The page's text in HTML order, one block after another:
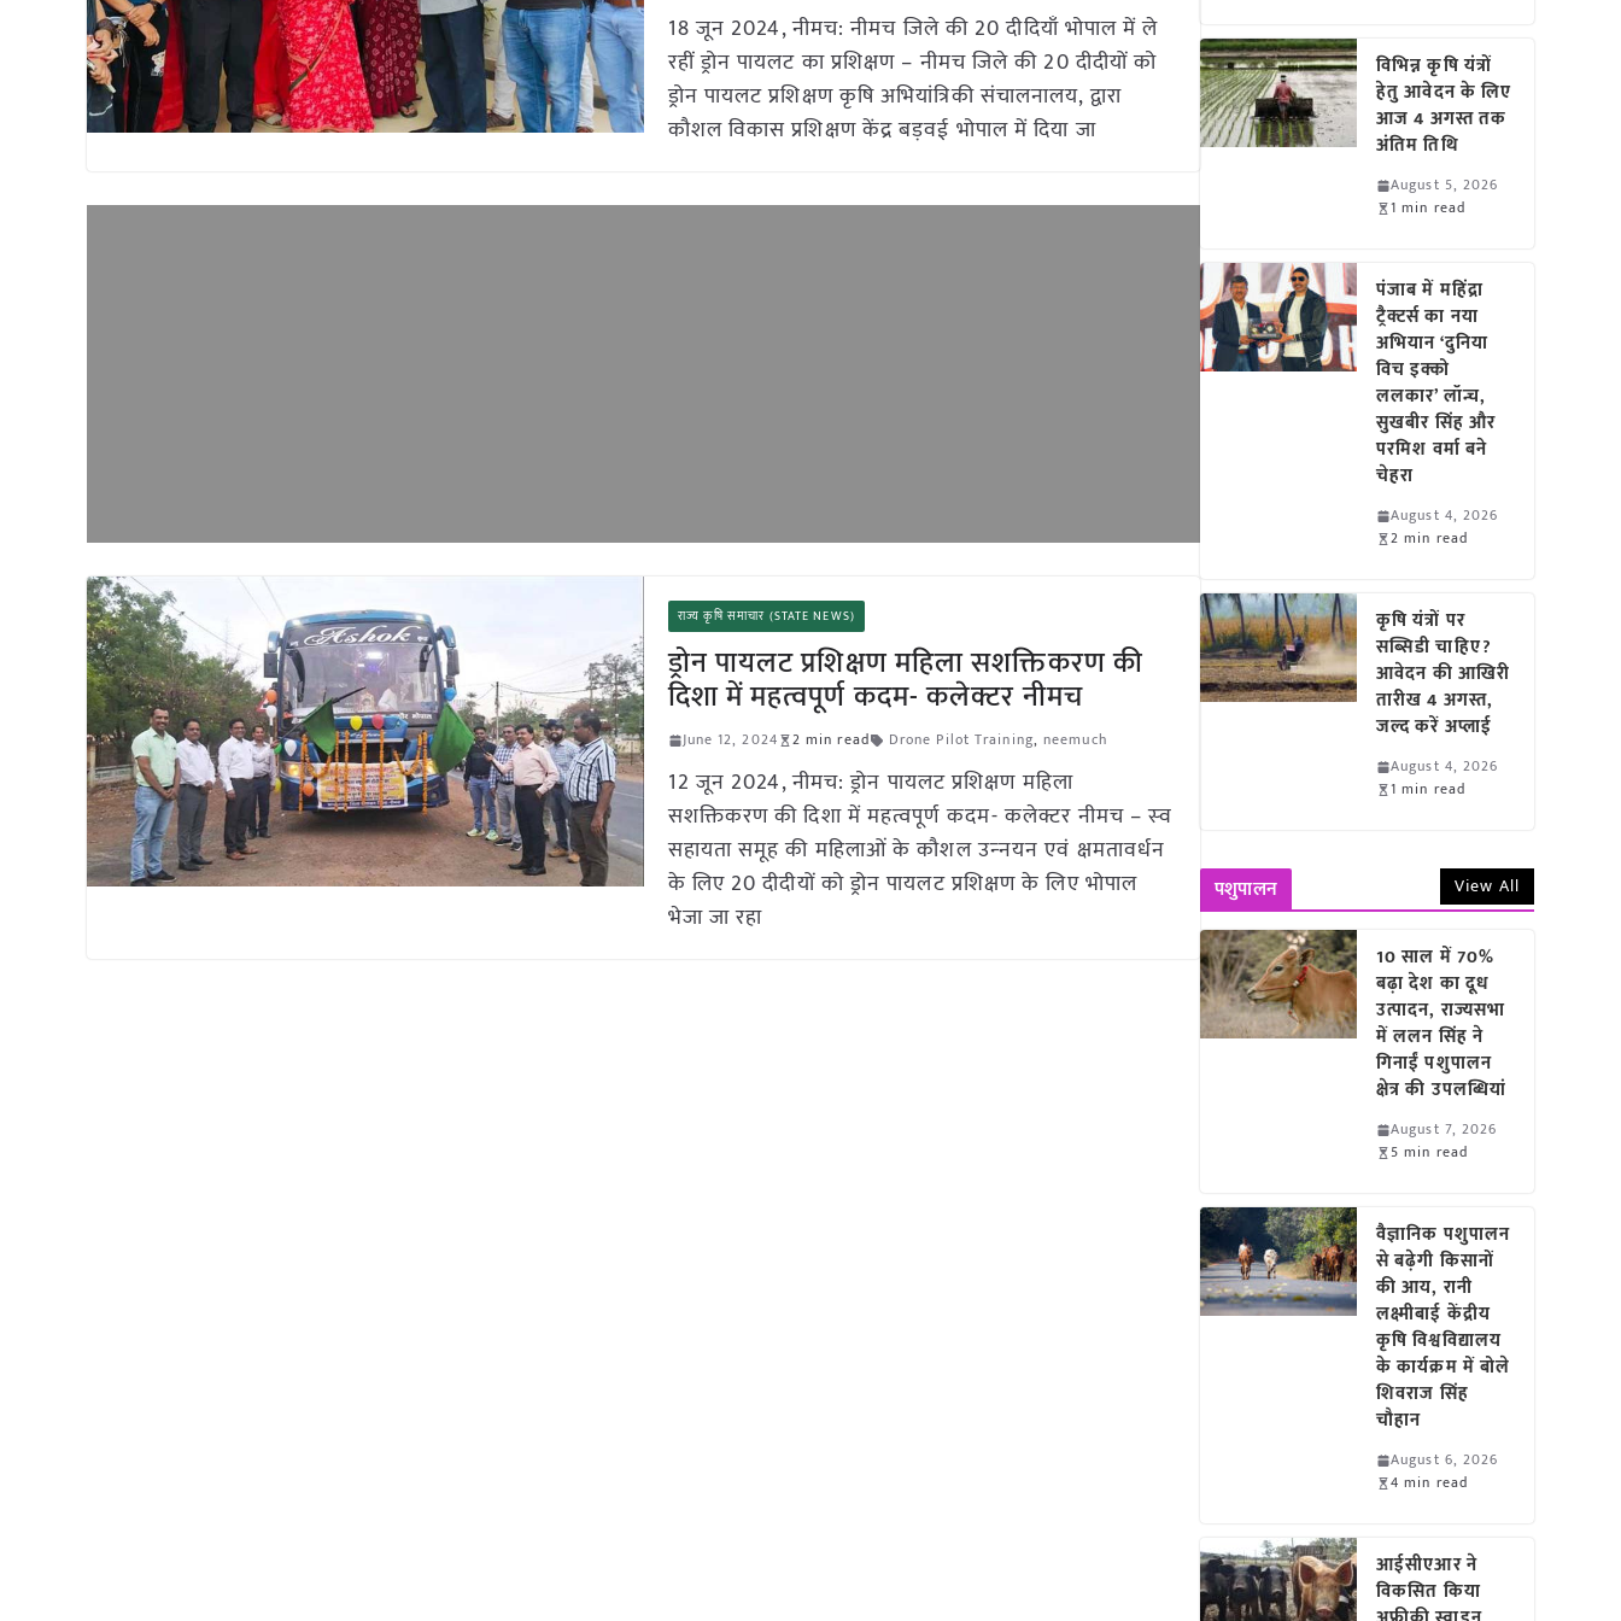
18 जून 2024, नीमच: नीमच जिले की 20 दीदियाँ भोपाल में ले
रहीं ड्रोन पायलट का प्रशिक्षण – नीमच जिले की 20 दीदीयों को
ड्रोन पायलट प्रशिक्षण कृषि अभियांत्रिकी संचालनालय, द्वारा
कौशल विकास प्रशिक्षण केंद्र बड़वई भोपाल में दिया जा
राज्य कृषि समाचार (STATE NEWS)
ड्रोन पायलट प्रशिक्षण महिला सशक्तिकरण की
दिशा में महत्वपूर्ण कदम- कलेक्टर नीमच
June 12, 2024 2 min read Drone Pilot Training,neemuch
12 जून 2024, नीमच: ड्रोन पायलट प्रशिक्षण महिला
सशक्तिकरण की दिशा में महत्वपूर्ण कदम- कलेक्टर नीमच – स्‍व
सहायता समूह की महिलाओं के कौशल उन्‍नयन एवं क्षमतावर्धन
के लिए 20 दीदीयों को ड्रोन पायलट प्रशिक्षण के लिए भोपाल
भेजा जा रहा
विभिन्न कृषि यंत्रों
हेतु आवेदन के लिए
आज 4 अगस्त तक
अंतिम तिथि
August 5, 2026
1 min read
पंजाब में महिंद्रा
ट्रैक्टर्स का नया
अभियान ‘दुनिया
विच इक्को
ललकार’ लॉन्च,
सुखबीर सिंह और
परमिश वर्मा बने
चेहरा
August 4, 2026
2 min read
कृषि यंत्रों पर
सब्सिडी चाहिए?
आवेदन की आखिरी
तारीख 4 अगस्त,
जल्द करें अप्लाई
August 4, 2026
1 min read
पशुपालन View All
10 साल में 70%
बढ़ा देश का दूध
उत्पादन, राज्यसभा
में ललन सिंह ने
गिनाईं पशुपालन
क्षेत्र की उपलब्धियां
August 7, 2026
5 min read
वैज्ञानिक पशुपालन
से बढ़ेगी किसानों
की आय, रानी
लक्ष्मीबाई केंद्रीय
कृषि विश्वविद्यालय
के कार्यक्रम में बोले
शिवराज सिंह
चौहान
August 6, 2026
4 min read
आईसीएआर ने
विकसित किया